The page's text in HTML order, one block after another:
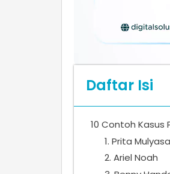
Daftar Isi
10 Contoh Kasus
1. Prita
2. Ariel Noah